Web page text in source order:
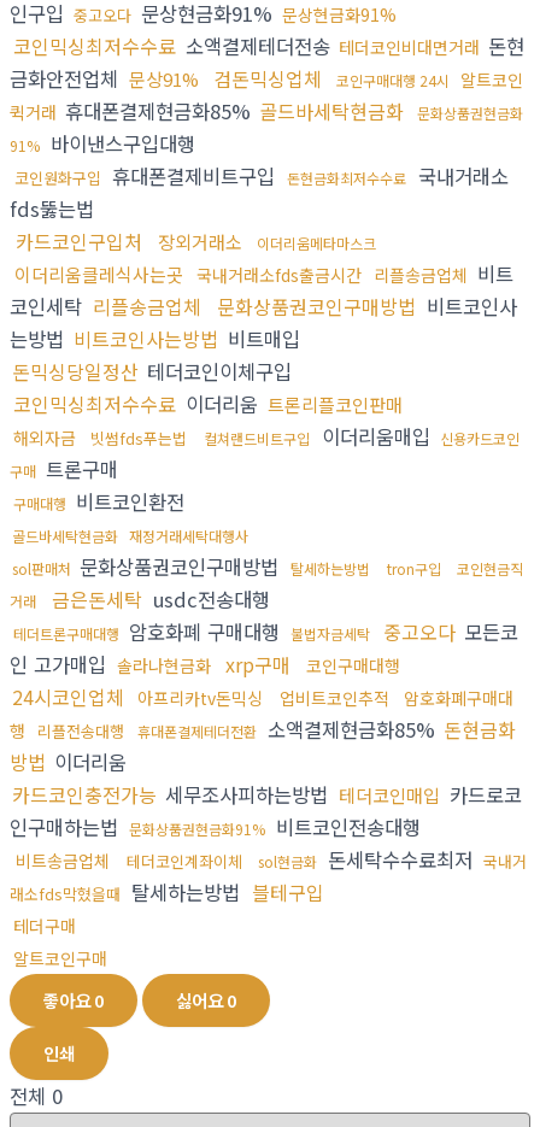
인구입 중고오다 문상현금화91% 문상현금화91%
코인믹싱최저수수료 소액결제테더전송 테더코인비대면거래 돈현
금화안전업체 문상91% 검돈믹싱업체 코인구매대행 24시
알트코인
퀵거래 휴대폰결제현금화85% 골드바세탁현금화
문화상품권현금화
91% 바이낸스구입대행
코인원화구입 휴대폰결제비트구입 돈현금화최저수수료
국내거래소
fds뚫는법
카드코인구입처
장외거래소 이더리움메타마스크
이더리움클레식사는곳 국내거래소fds출금시간 리플송금업체 비트
코인세탁 리플송금업체 문화상품권코인구매방법 비트코인사
는방법 비트코인사는방법 비트매입
돈믹싱당일정산 테더코인이체구입
코인믹싱최저수수료 이더리움 트론리플코인판매
해외자금 빗썸fds푸는법 컬쳐랜드비트구입 이더리움매입
신용카드코인
구매 트론구매
구매대행 비트코인환전
골드바세탁현금화 재정거래세탁대행사
sol판매처 문화상품권코인구매방법 탈세하는방법 tron구입
코인현금직
거래
금은돈세탁 usdc전송대행
테더트론구매대행 암호화폐 구매대행 불법자금세탁 중고오다 모든코
인 고가매입 솔라나현금화 xrp구매 코인구매대행
24시코인업체 아프리카tv돈믹싱 업비트코인추적
암호화폐구매대
행
리플전송대행 휴대폰결제테더전환 소액결제현금화85% 돈현금화
방법 이더리움
카드코인충전가능 세무조사피하는방법 테더코인매입 카드로코
인구매하는법 문화상품권현금화91% 비트코인전송대행
비트송금업체 테더코인계좌이체 sol현금화 돈세탁수수료최저 국내거
래소fds막혔을때 탈세하는방법 블테구입
테더구매
알트코인구매
좋아요0 싫어요0
인쇄
전체 0